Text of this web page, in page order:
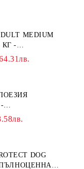
MEDIUM
КГ -
ЗА
ФРАНЦИЯ.
БР.
DOG
ПЪЛНОЦЕННА